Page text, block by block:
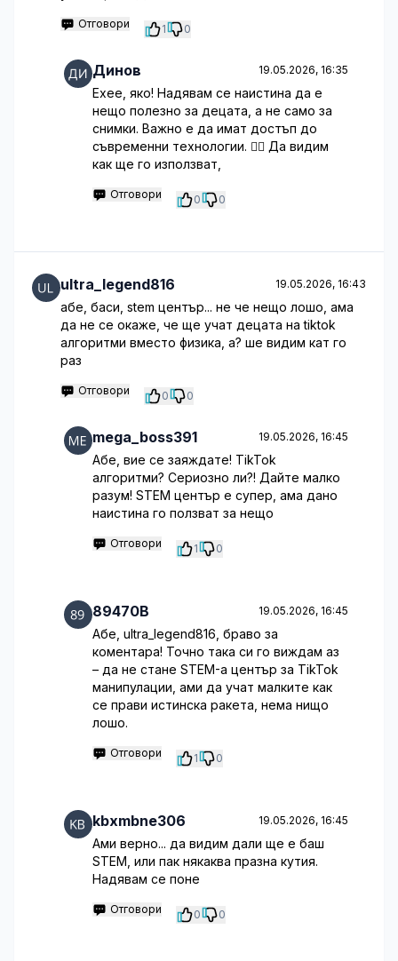
Отговори 1 0
Динов 19.05.2026, 16:35
Ехее, яко! Надявам се наистина да е
нещо полезно за децата, а не само за
снимки. Важно е да имат достъп до
съвременни технологии. 👍🏼 Да видим
как ще го използват,
Отговори 0 0
ultra_legend816 19.05.2026, 16:43
абе, баси, stem център... не че нещо лошо, ама
да не се окаже, че ще учат децата на tiktok
алгоритми вместо физика, а? ше видим кат го
раз
Отговори 0 0
mega_boss391 19.05.2026, 16:45
Абе, вие се заяждате! TikTok
алгоритми? Сериозно ли?! Дайте малко
разум! STEM център е супер, ама дано
наистина го ползват за нещо
Отговори 1 0
89470B 19.05.2026, 16:45
Абе, ultra_legend816, браво за
коментара! Точно така си го виждам аз
– да не стане STEM-а център за TikTok
манипулации, ами да учат малките как
се прави истинска ракета, нема нищо
лошо.
Отговори 1 0
kbxmbne306 19.05.2026, 16:45
Ами верно... да видим дали ще е баш
STEM, или пак някаква празна кутия.
Надявам се поне
Отговори 0 0